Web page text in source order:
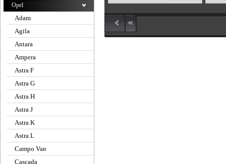
Opel
Adam
Agila
Antara
Ampera
Astra F
Astra G
Astra H
Astra J
Astra K
Astra L
Campo Van
Cascada